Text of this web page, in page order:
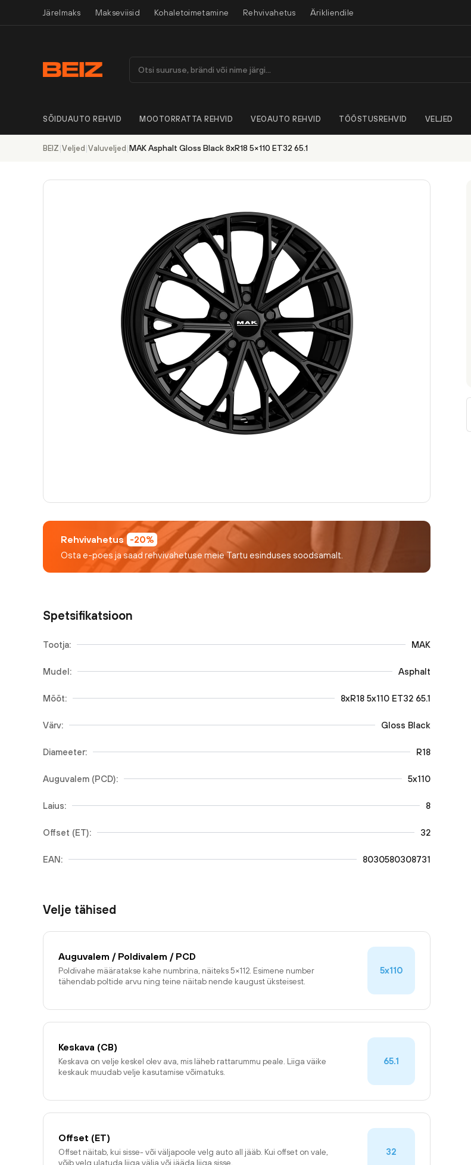
Järelmaks Makseviisid Kohaletoimetamine Rehvivahetus Ärikliendile
SÕIDUAUTO REHVID MOOTORRATTA REHVID VEOAUTO REHVID TÖÖSTUSREHVID VELJED
BEIZ |Veljed |Valuveljed |MAK Asphalt Gloss Black 8xR18 5×110 ET32 65.1
Rehvivahetus -20%
Osta e-poes ja saad rehvivahetuse meie Tartu esinduses soodsamalt.
Spetsifikatsioon
Tootja: MAK
Mudel: Asphalt
Mõõt: 8xR18 5x110 ET32 65.1
Värv: Gloss Black
Diameeter: R18
Auguvalem (PCD): 5x110
Laius: 8
Offset (ET): 32
EAN: 8030580308731
Velje tähised
Auguvalem / Poldivalem / PCD
Poldivahe määratakse kahe numbrina, näiteks 5×112. Esimene number
tähendab poltide arvu ning teine näitab nende kaugust üksteisest.
5x110
Keskava (CB)
Keskava on velje keskel olev ava, mis läheb rattarummu peale. Liiga väike
keskauk muudab velje kasutamise võimatuks.
65.1
Offset (ET)
Offset näitab, kui sisse- või väljapoole velg auto all jääb. Kui offset on vale,
võib velg ulatuda liiga välja või jääda liiga sisse.
32